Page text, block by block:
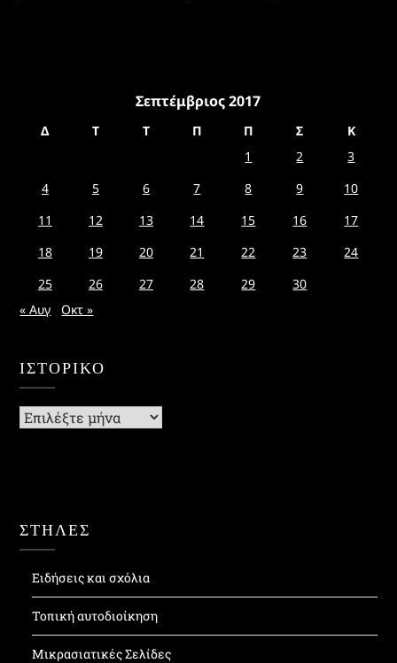
Σεπτέμβριος 2017
Δ Τ Τ Π Π Σ
Κ
1
2
3
4
5 6 7 8 9
10
11
12 13 14 15 16
17
18
19 20 21 22 23
24
25
26 27 28 29
30
« Αυγ
Οκτ »
ΙΣΤΟΡΙΚΌ
Ιστορικό
ΣΤΗΛΕΣ
Ειδήσεις και σχόλια
Τοπική αυτοδιοίκηση
Μικρασιατικές Σελίδες